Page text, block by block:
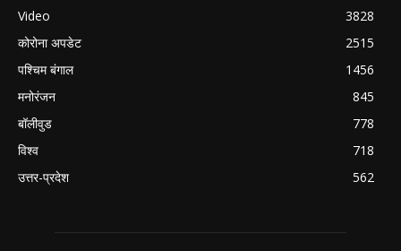
Video
3828
कोरोना अपडेट
2515
पश्चिम बंगाल
1456
मनोरंजन
845
बॉलीवुड
778
विश्व
718
उत्तर-प्रदेश
562